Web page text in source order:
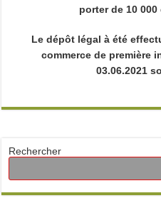
porter de 10 000
Le dépôt légal à été
commerce de première
03.06.2021
Rechercher